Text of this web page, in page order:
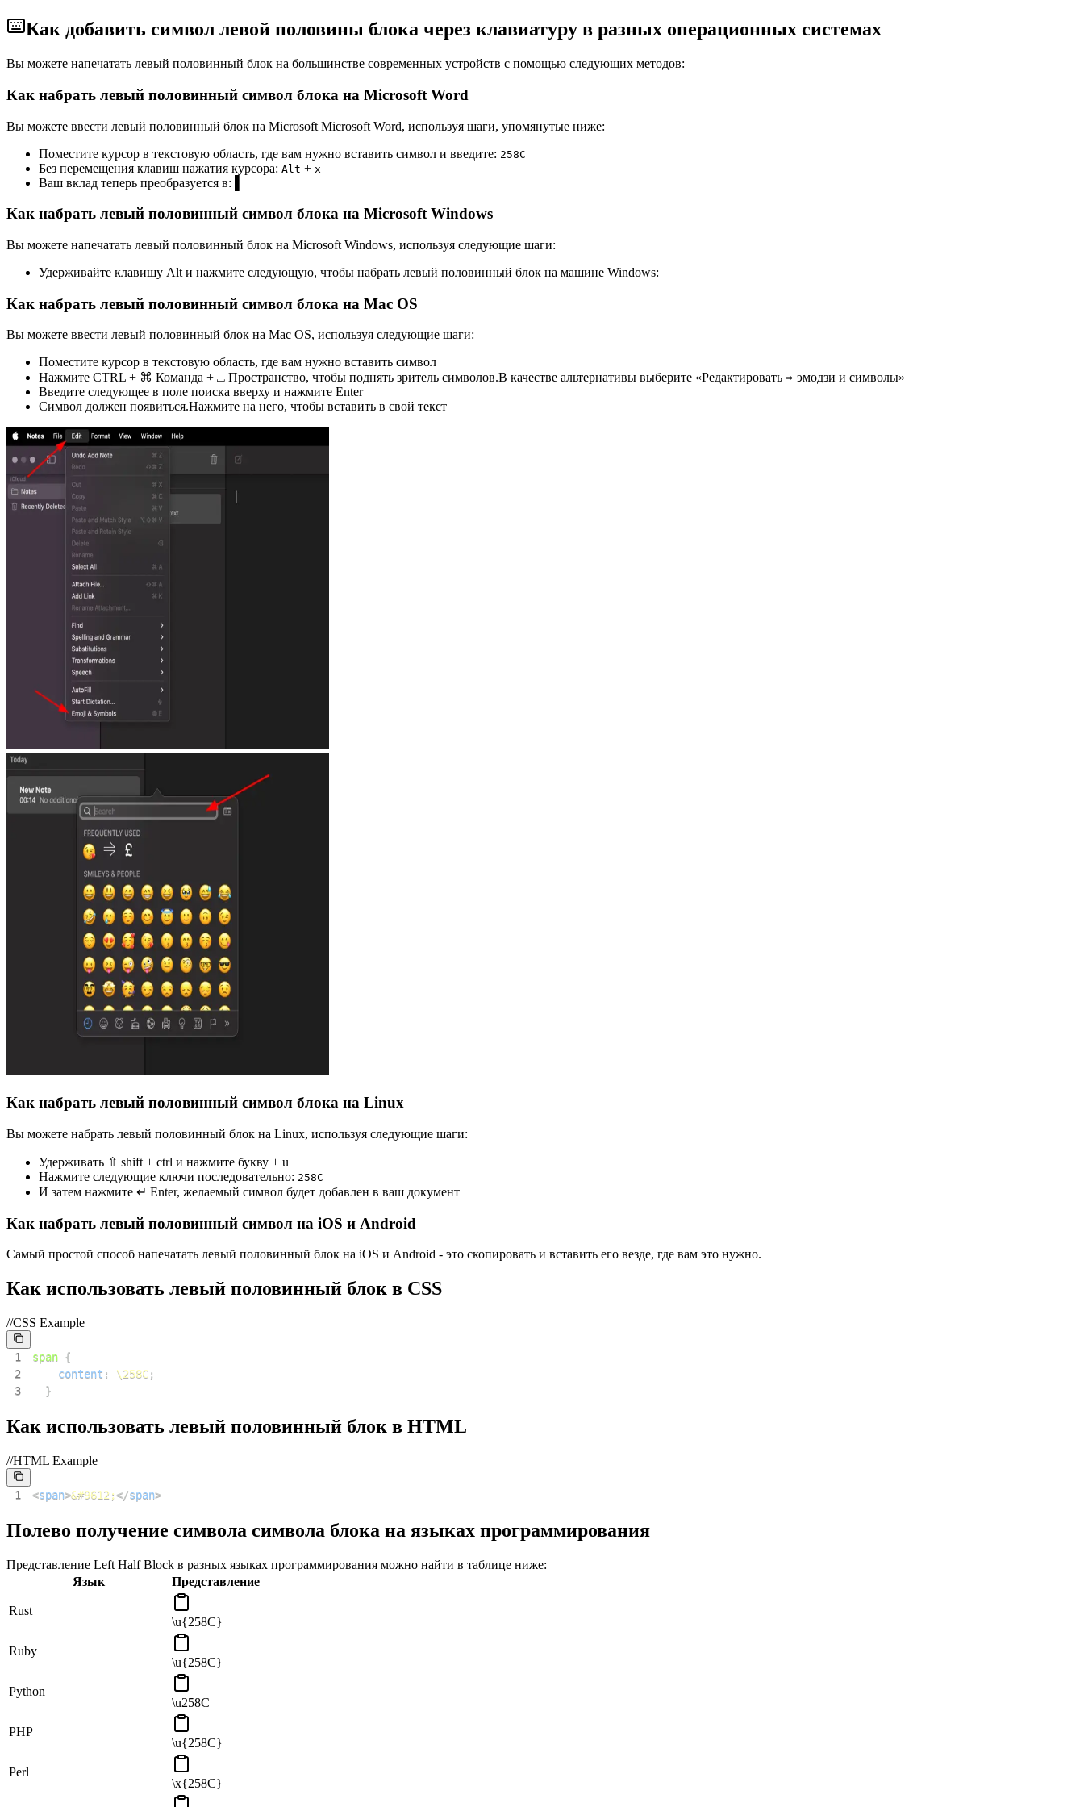
Как добавить символ левой половины блока через клавиатуру в разных операционных системах
Вы можете напечатать левый половинный блок на большинстве современных устройств с помощью следующих методов:
Как набрать левый половинный символ блока на Microsoft Word
Вы можете ввести левый половинный блок на Microsoft Microsoft Word, используя шаги, упомянутые ниже:
Поместите курсор в текстовую область, где вам нужно вставить символ и введите: 258C
Без перемещения клавиш нажатия курсора: Alt + x
Ваш вклад теперь преобразуется в:
Как набрать левый половинный символ блока на Microsoft Windows
Вы можете напечатать левый половинный блок на Microsoft Windows, используя следующие шаги:
Удерживайте клавишу Alt и нажмите следующую, чтобы набрать левый половинный блок на машине Windows:
Как набрать левый половинный символ блока на Mac OS
Вы можете ввести левый половинный блок на Mac OS, используя следующие шаги:
Поместите курсор в текстовую область, где вам нужно вставить символ
Нажмите CTRL + ⌘ Команда + ⎵ Пространство, чтобы поднять зритель символов.В качестве альтернативы выберите «Редактировать ⇒ эмодзи и символы»
Введите следующее в поле поиска вверху и нажмите Enter
Символ должен появиться.Нажмите на него, чтобы вставить в свой текст
Как набрать левый половинный символ блока на Linux
Вы можете набрать левый половинный блок на Linux, используя следующие шаги:
Удерживать ⇧ shift + ctrl и нажмите букву + u
Нажмите следующие ключи последовательно: 258C
И затем нажмите ↵ Enter, желаемый символ будет добавлен в ваш документ
Как набрать левый половинный символ на iOS и Android
Самый простой способ напечатать левый половинный блок на iOS и Android - это скопировать и вставить его везде, где вам это нужно.
Как использовать левый половинный блок в CSS
//CSS Example
1 span {
2
content : \258C ;
3
}
Как использовать левый половинный блок в HTML
//HTML Example
1 <span>&#9612;</span>
Полево получение символа символа блока на языках программирования
Представление Left Half Block в разных языках программирования можно найти в таблице ниже:
Язык
Представление
Rust
\u{258C}
Ruby
\u{258C}
Python
\u258C
PHP
\u{258C}
Perl
\x{258C}